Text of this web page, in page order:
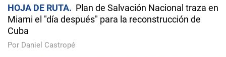
HOJA DE RUTA
Plan de Salvación Nacional traza en
Miami el "día después" para la reconstrucción de
Cuba
Por Daniel Castropé